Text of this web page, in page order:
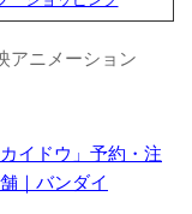
アニメーション
イドウ」予約・注
｜バンダイ